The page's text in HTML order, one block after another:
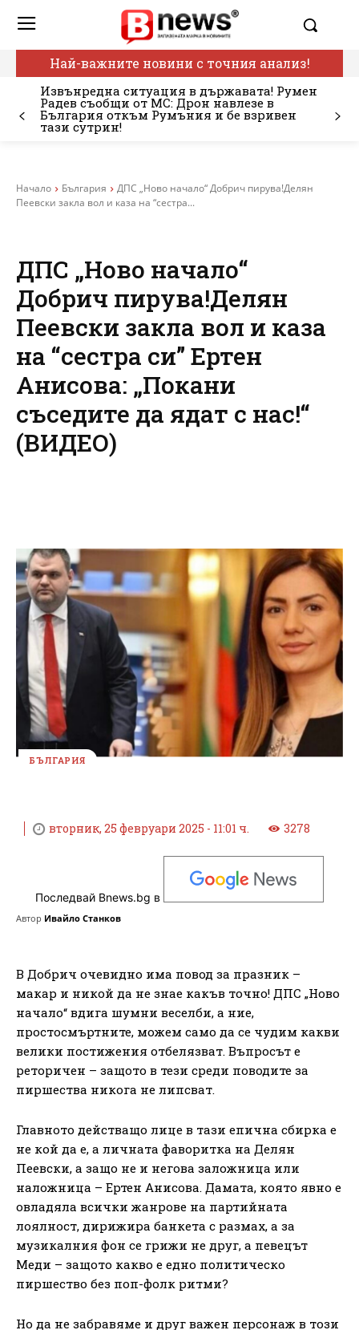
Най-важните новини с точния анализ!
Извънредна ситуация в държавата! Румен
Радев съобщи от МС: Дрон навлезе в
България откъм Румъния и бе взривен
тази сутрин!
Начало България
ДПС „Ново начало“ Добрич пирува!Делян
Пеевски закла вол и каза на “сестра...
ДПС „Ново начало“
Добрич пирува!Делян
Пеевски закла вол и каза
на “сестра си” Ертен
Анисова: „Покани
съседите да ядат с нас!“
(ВИДЕО)
БЪЛГАРИЯ
вторник, 25 февруари 2025 - 11:01 ч. 3278
Последвай Bnews.bg в
Автор Ивайло Станков
В Добрич очевидно има повод за празник –
макар и никой да не знае какъв точно! ДПС „Ново
начало“ вдига шумни веселби, а ние,
простосмъртните, можем само да се чудим какви
велики постижения отбелязват. Въпросът е
реторичен – защото в тези среди поводите за
пиршества никога не липсват.
Главното действащо лице в тази епична сбирка е
не кой да е, а личната фаворитка на Делян
Пеевски, а защо не и негова заложница или
наложница – Ертен Анисова. Дамата, която явно е
овладяла всички жанрове на партийната
лоялност, дирижира банкета с размах, а за
музикалния фон се грижи не друг, а певецът
Меди – защото какво е едно политическо
пиршество без поп-фолк ритми?
Но да не забравяме и друг важен персонаж в този